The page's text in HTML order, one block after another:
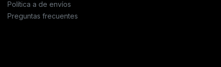
Política a de envíos
Preguntas frecuentes